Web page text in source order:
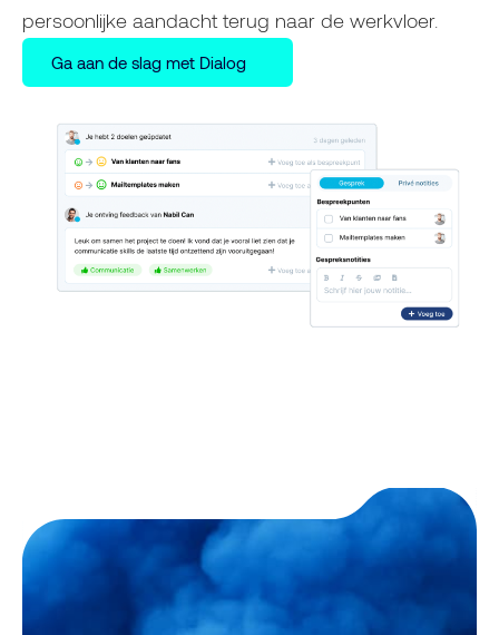
persoonlijke aandacht terug naar de werkvloer.
Ga aan de slag met Dialog